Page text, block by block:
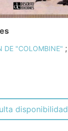
DE "COLOMBINE" ;
disponibilidad